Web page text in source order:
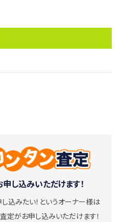
し込みいただけます！
込みたい！ というオーナー様は
定がお申し込みいただけます！